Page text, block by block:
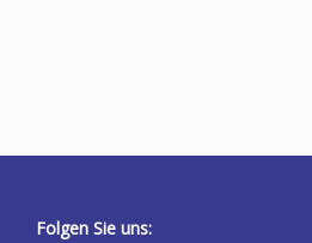
Folgen Sie uns: